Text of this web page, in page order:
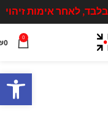
לאחר אימות זיהוי
0
0
פתח